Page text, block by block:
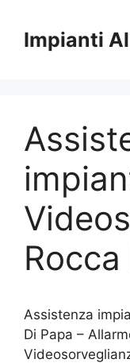
contenuto
Impianti
Assistenza
Di Papa –